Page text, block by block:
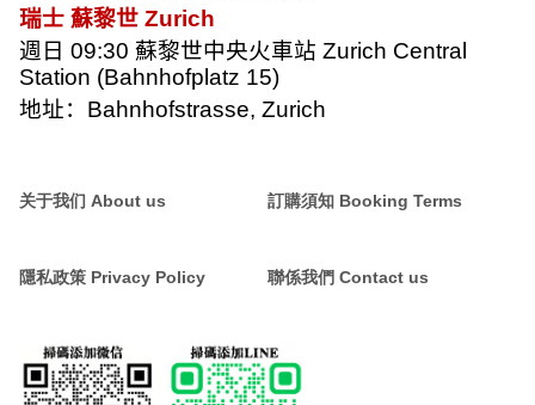
瑞士 蘇黎世 Zurich
週日 09:30 蘇黎世中央火車站 Zurich Central
Station (Bahnhofplatz 15)
地址： Bahnhofstrasse, Zurich
关于我们 About us 訂購須知 Booking Terms
隱私政策 Privacy Policy 聯係我們 Contact us